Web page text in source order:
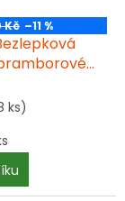
Kč –11 %
ks)